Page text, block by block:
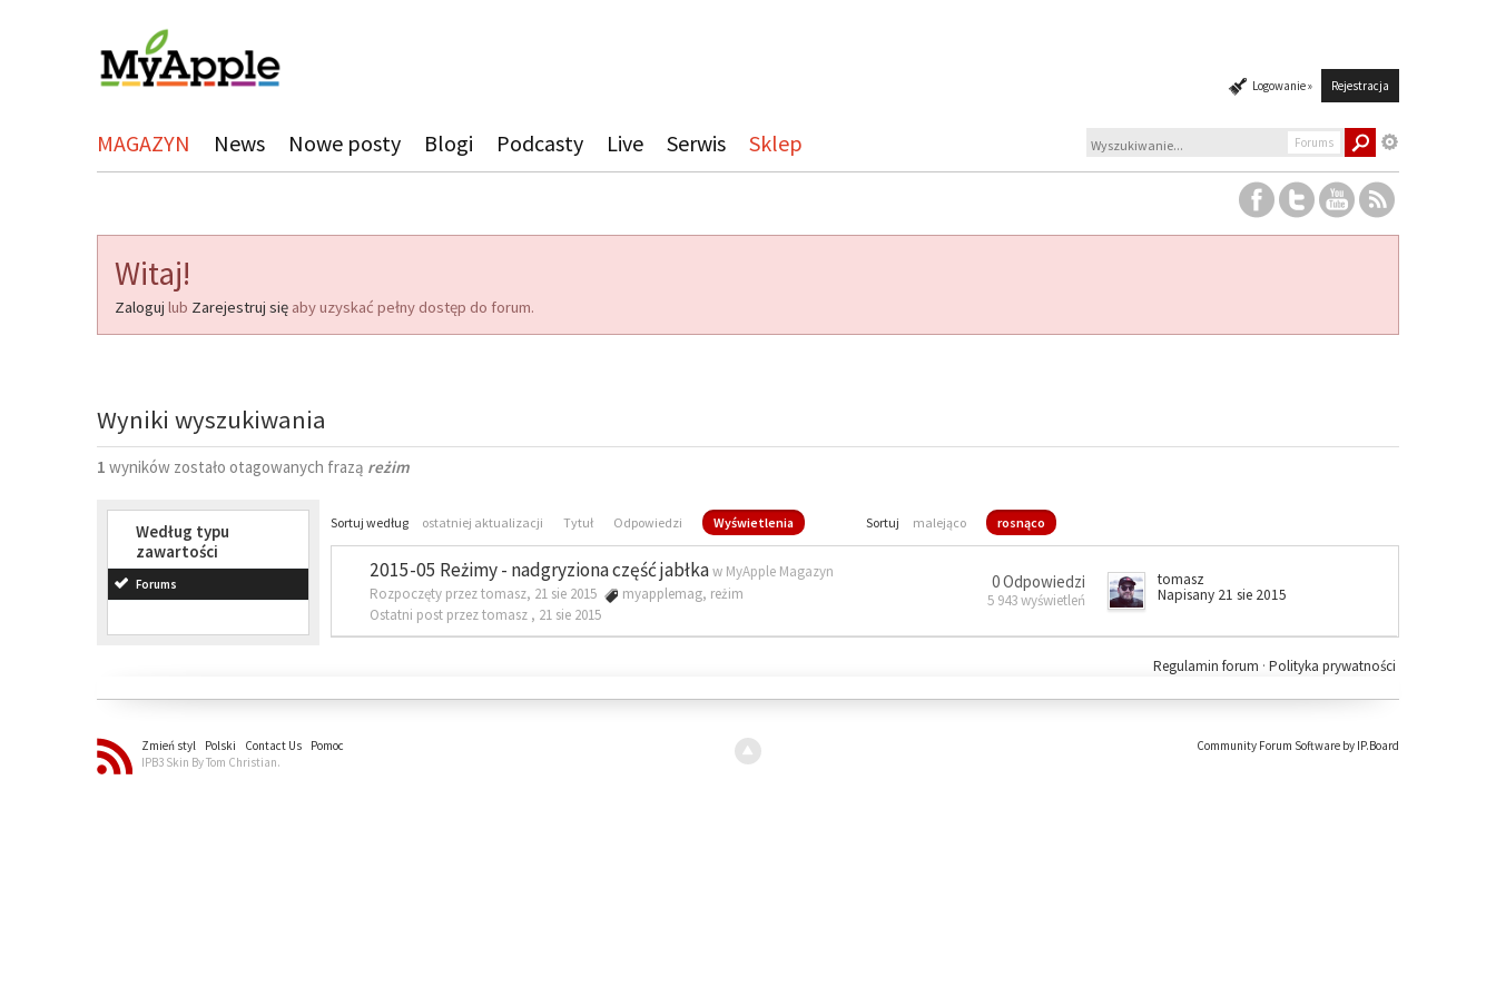
Logowanie » Rejestracja
MAGAZYN News Nowe posty Blogi Podcasty Live Serwis Sklep Forums
Witaj!
Zaloguj lub Zarejestruj się aby uzyskać pełny dostęp do forum.
Wyniki wyszukiwania
1 wyników zostało otagowanych frazą reżim
Według typu
zawartości
Forums
Sortuj według ostatniej aktualizacji Tytuł Odpowiedzi Wyświetlenia Sortuj malejąco rosnąco
2015-05 Reżimy - nadgryziona część jabłkaw MyApple Magazyn
Rozpoczęty przez tomasz, 21 sie 2015
myapplemag, reżim
Ostatni post przez tomasz , 21 sie 2015
0 Odpowiedzi
5 943 wyświetleń
tomasz
Napisany 21 sie 2015
Polityka prywatności
Regulamin forum ·
Zmień styl Polski Contact Us
Pomoc
IPB3 Skin By Tom Christian.
Community Forum Software by IP.Board